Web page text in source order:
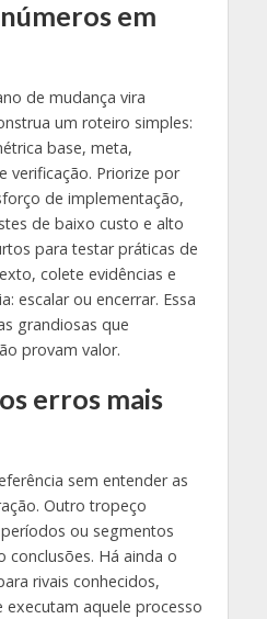
em
de mudança vira
um roteiro simples:
base, meta,
verificação. Priorize por
de implementação,
de baixo custo e alto
para testar práticas de
colete evidências e
escalar ou encerrar. Essa
grandiosas que
provam valor.
erros mais
sem entender as
Outro tropeço
ou segmentos
conclusões. Há ainda o
rivais conhecidos,
aquele processo